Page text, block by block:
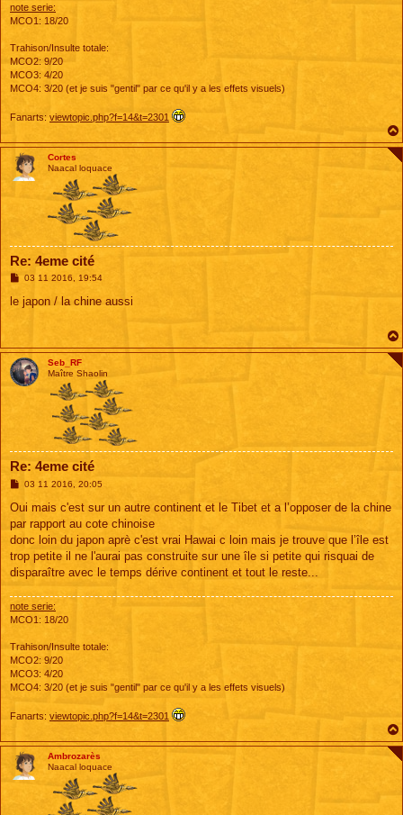
note serie:
MCO1: 18/20
Trahison/Insulte totale:
MCO2: 9/20
MCO3: 4/20
MCO4: 3/20 (et je suis "gentil" par ce qu'il y a les effets visuels)
Fanarts: viewtopic.php?f=14&t=2301
Cortes
Naacal loquace
Re: 4eme cité
M
s
s
03 11 2016, 19:54
le japon / la chine aussi
Seb_RF
Maître Shaolin
Re: 4eme cité
M
s
a
g
03 11 2016, 20:05
Oui mais c'est sur un autre continent et le Tibet et a l’opposer de la chine
par rapport au cote chinoise
donc loin du japon aprè c'est vrai Hawai c loin mais je trouve que l’île est
trop petite il ne l'aurai pas construite sur une île si petite qui risquai de
disparaître avec le temps dérive continent et tout le reste...
note serie:
MCO1: 18/20
Trahison/Insulte totale:
MCO2: 9/20
MCO3: 4/20
MCO4: 3/20 (et je suis "gentil" par ce qu'il y a les effets visuels)
Fanarts: viewtopic.php?f=14&t=2301
Ambrozarès
Naacal loquace